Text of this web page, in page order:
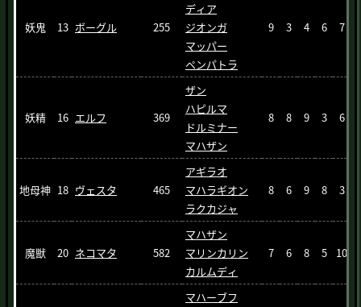
妖鬼 13 ボーグル 255
ディア
ジオンガ
マッパー
ペンパトラ
9 3 4 6 7
妖精 16 エルフ 369
ザン
ハピルマ
ドルミナー
マハザン
8 8 9 3 6
地母神 18 ヴェスタ 465
アギラオ
マハラギオン
ラクカジャ
8 6 9 8 3
魔獣 20 ネコマタ 582
マハザン
マリンカリン
カルムディ
7 6 8 5 10
マハーブフ